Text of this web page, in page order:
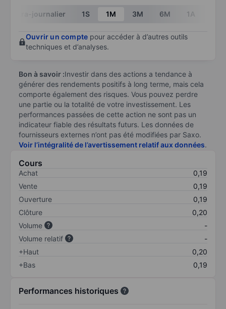
End of interactive chart.
Intra-journalier 1S 1M 3M 6M 1A
Ouvrir un compte pour accéder à d’autres outils
techniques et d’analyses.
Bon à savoir :Investir dans des actions a tendance à
générer des rendements positifs à long terme, mais cela
comporte également des risques. Vous pouvez perdre
une partie ou la totalité de votre investissement. Les
performances passées de cette action ne sont pas un
indicateur fiable des résultats futurs. Les données de
fournisseurs externes n’ont pas été modifiées par Saxo.
Voir l’intégralité de l’avertissement relatif aux données.
Cours
Achat
0,19
Vente
0,19
Ouverture
0,19
Clôture
0,20
Volume
-
Volume relatif
-
+Haut
0,20
+Bas
0,19
Performances historiques